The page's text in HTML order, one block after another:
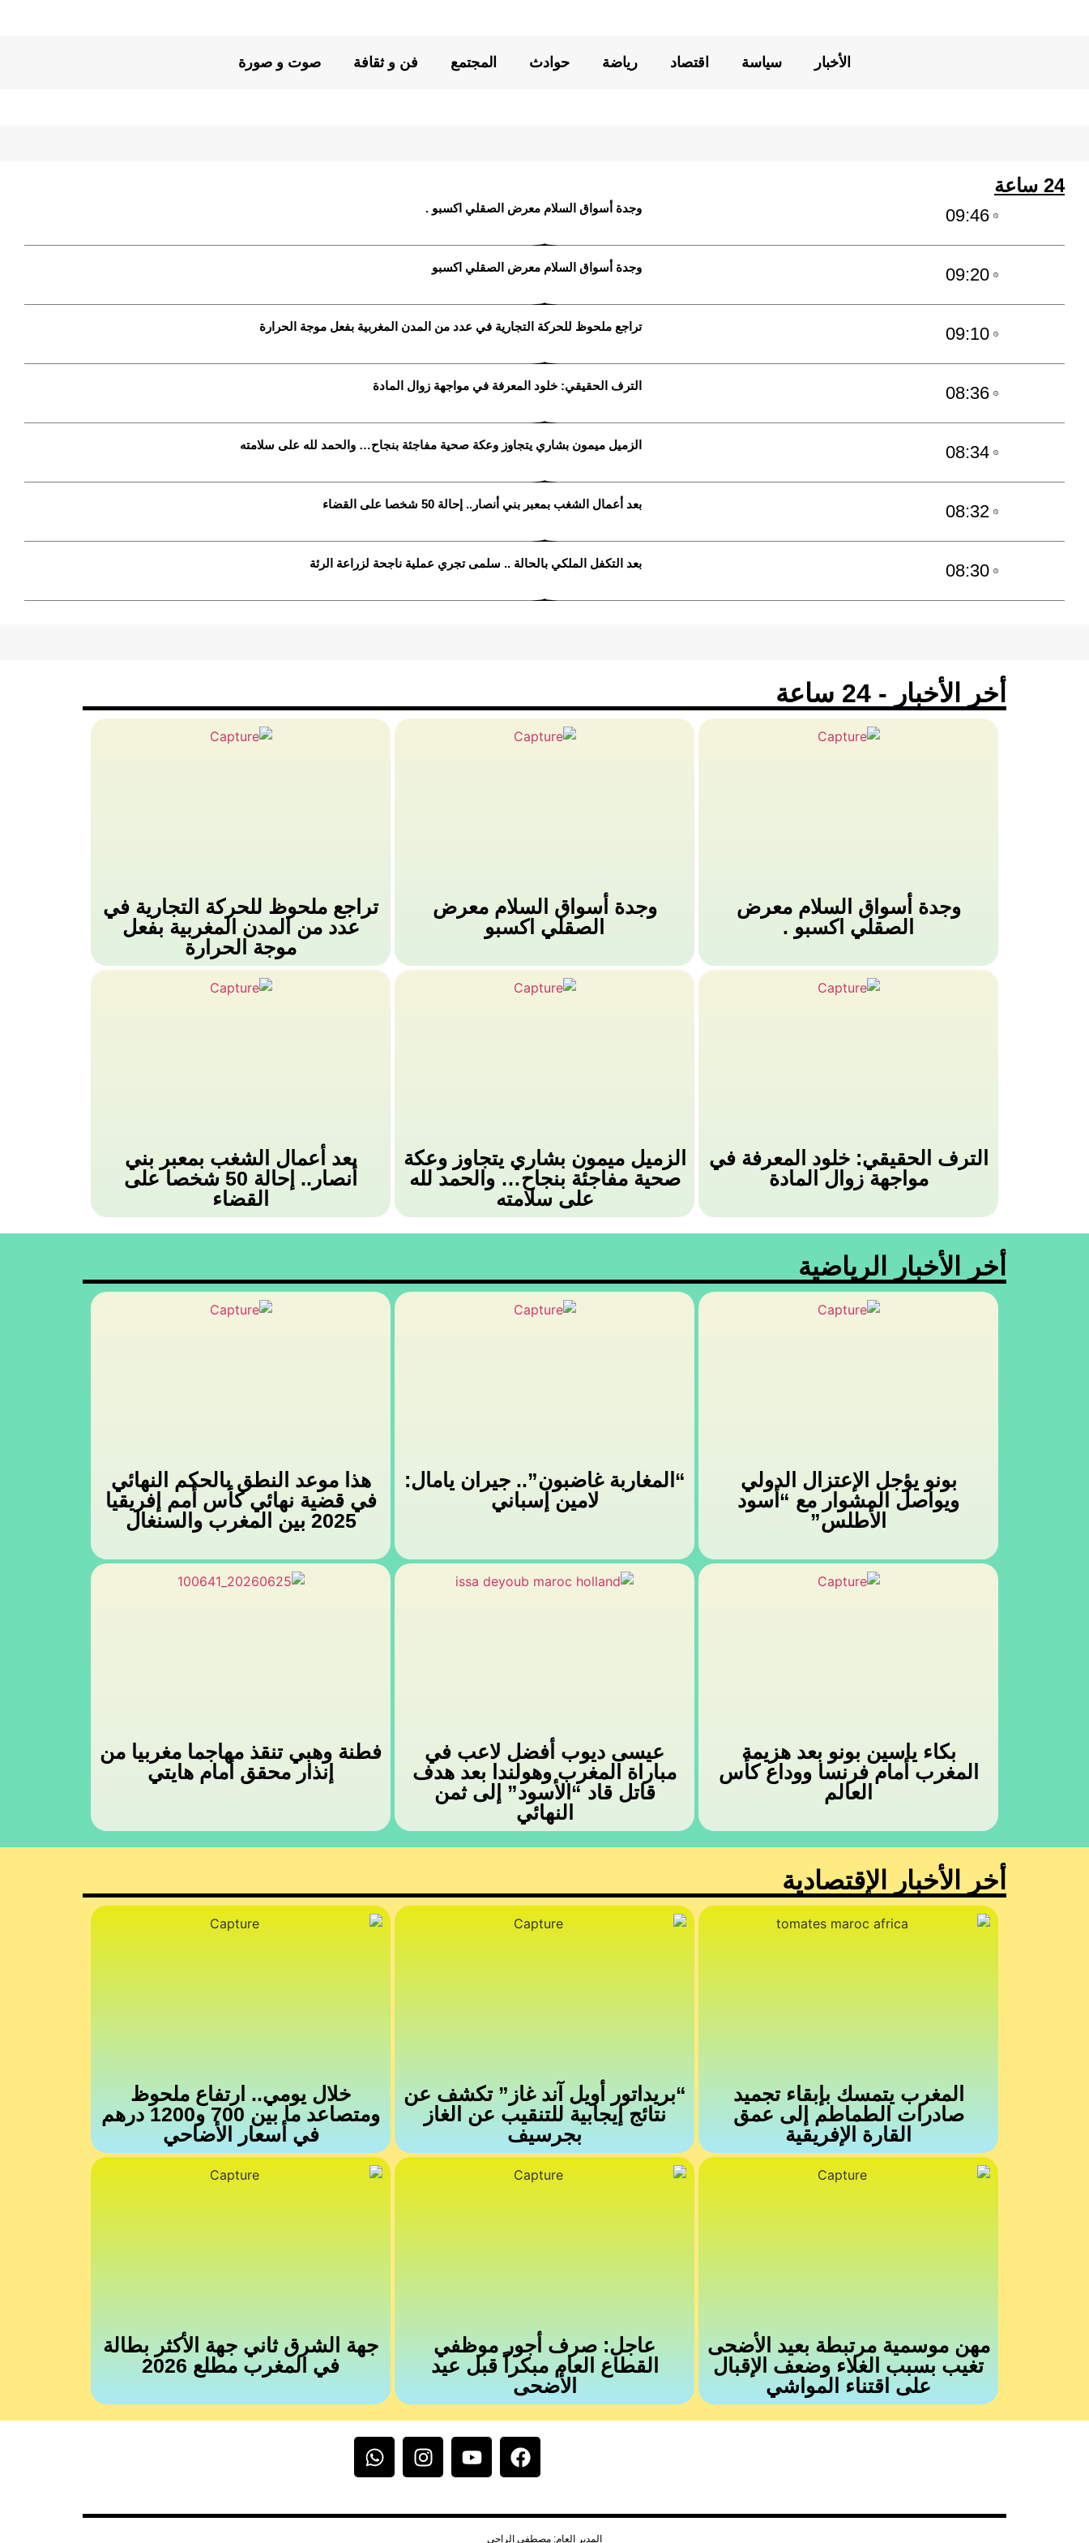
الأخبار سياسة اقتصاد رياضة حوادث المجتمع فن و ثقافة صوت و صورة
24 ساعة
09:46 وجدة أسواق السلام معرض الصقلي اكسبو .
09:20 وجدة أسواق السلام معرض الصقلي اكسبو
09:10 تراجع ملحوظ للحركة التجارية في عدد من المدن المغربية بفعل موجة الحرارة
08:36 الترف الحقيقي: خلود المعرفة في مواجهة زوال المادة
08:34 الزميل ميمون بشاري يتجاوز وعكة صحية مفاجئة بنجاح… والحمد لله على سلامته
08:32 بعد أعمال الشغب بمعبر بني أنصار.. إحالة 50 شخصا على القضاء
08:30 بعد التكفل الملكي بالحالة .. سلمى تجري عملية ناجحة لزراعة الرئة
أخر الأخبار - 24 ساعة
وجدة أسواق السلام معرض
الصقلي اكسبو .
وجدة أسواق السلام معرض
الصقلي اكسبو
تراجع ملحوظ للحركة التجارية في
عدد من المدن المغربية بفعل
موجة الحرارة
الترف الحقيقي: خلود المعرفة في
مواجهة زوال المادة
الزميل ميمون بشاري يتجاوز وعكة
صحية مفاجئة بنجاح… والحمد لله
على سلامته
بعد أعمال الشغب بمعبر بني
أنصار.. إحالة 50 شخصا على
القضاء
أخر الأخبار الرياضية
بونو يؤجل الإعتزال الدولي
ويواصل المشوار مع “أسود
الأطلس”
“المغاربة غاضبون”.. جيران يامال:
لامين إسباني
هذا موعد النطق بالحكم النهائي
في قضية نهائي كأس أمم إفريقيا
2025 بين المغرب والسنغال
بكاء ياسين بونو بعد هزيمة
المغرب أمام فرنسا ووداع كأس
العالم‬
عيسى ديوب أفضل لاعب في
مباراة المغرب وهولندا بعد هدف
قاتل قاد “الأسود” إلى ثمن
النهائي
فطنة وهبي تنقذ مهاجما مغربيا من
إنذار محقق أمام هايتي
أخر الأخبار الإقتصادية
المغرب يتمسك بإبقاء تجميد
صادرات الطماطم إلى عمق
القارة الإفريقية
“بريداتور أويل آند غاز” تكشف عن
نتائج إيجابية للتنقيب عن الغاز
بجرسيف
خلال يومي.. ارتفاع ملحوظ
ومتصاعد ما بين 700 و1200 درهم
في أسعار الأضاحي
مهن موسمية مرتبطة بعيد الأضحى
تغيب بسبب الغلاء وضعف الإقبال
على اقتناء المواشي
عاجل: صرف أجور موظفي
القطاع العام مبكراً قبل عيد
الأضحى
جهة الشرق ثاني جهة الأكثر بطالة
في المغرب مطلع 2026
المدير العام: مصطفى الراجي